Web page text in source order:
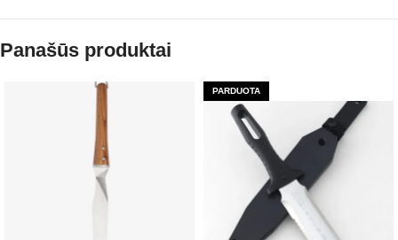
Panašūs produktai
PARDUOTA